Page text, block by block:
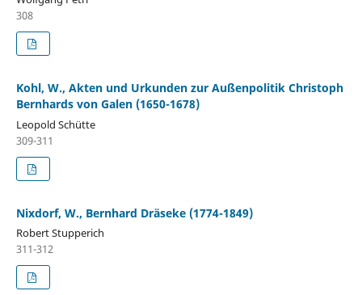
308
Kohl, W., Akten und Urkunden zur Außenpolitik Christoph
Bernhards von Galen (1650-1678)
Leopold Schütte
309-311
Nixdorf, W., Bernhard Dräseke (1774-1849)
Robert Stupperich
311-312